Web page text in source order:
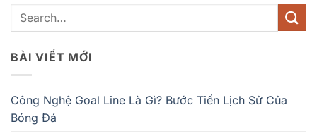
BÀI VIẾT MỚI
Công Nghệ Goal Line Là Gì? Bước Tiến Lịch Sử Của
Bóng Đá